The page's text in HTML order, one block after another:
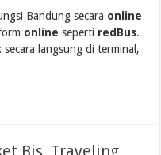
Bandung secara online
online seperti redBus.
secara langsung di terminal,
Bis, Traveling